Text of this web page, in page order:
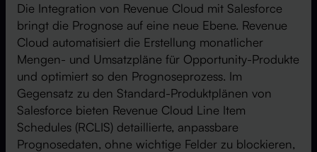
Die Integration von Revenue Cloud mit Salesforce
bringt die Prognose auf eine neue Ebene. Revenue
Cloud automatisiert die Erstellung monatlicher
Mengen- und Umsatzpläne für Opportunity-Produkte
und optimiert so den Prognoseprozess. Im
Gegensatz zu den Standard-Produktplänen von
Salesforce bieten Revenue Cloud Line Item
Schedules (RCLIS) detaillierte, anpassbare
Prognosedaten, ohne wichtige Felder zu blockieren,